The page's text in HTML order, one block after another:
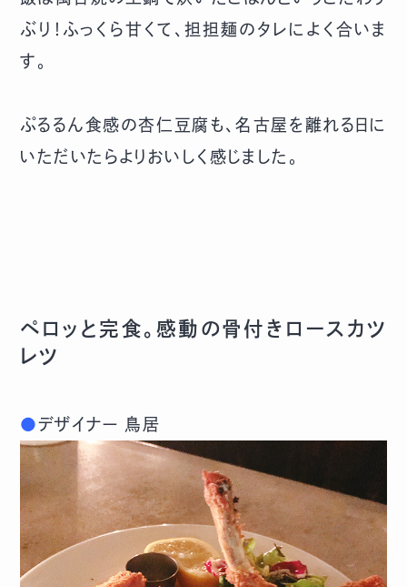
ぶり！ふっくら甘くて、担担麺のタレによく合いま
す。
ぷるるん食感の杏仁豆腐も、名古屋を離れる日に
いただいたらよりおいしく感じました。
ペロッと完食。感動の骨付きロースカツ
レツ
●デザイナー 鳥居